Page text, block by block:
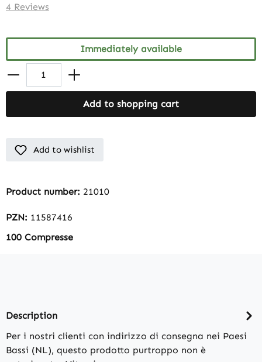
Average rating of 5 out of 5 stars
4 Reviews
Immediately available
Add to shopping cart
Add to wishlist
Product number: 21010
PZN: 11587416
100 Compresse
Description
Per i nostri clienti con indirizzo di consegna nei Paesi
Bassi (NL), questo prodotto purtroppo non è